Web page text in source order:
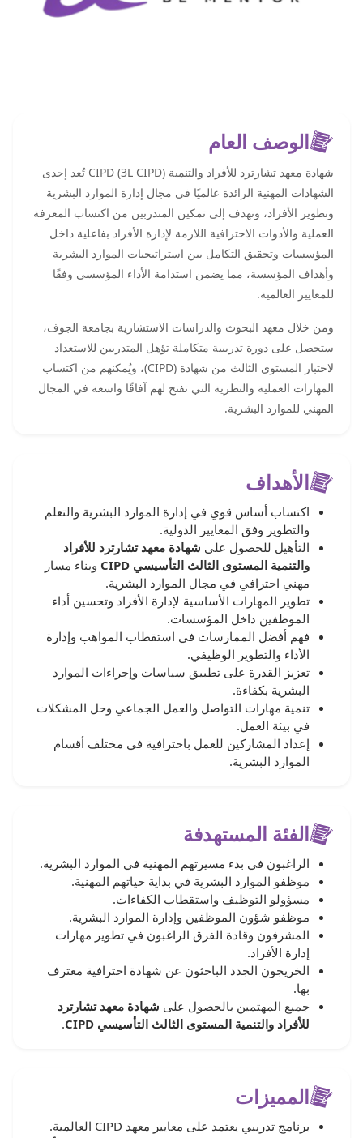
الوصف العام
شهادة معهد تشارترد للأفراد والتنمية (CIPD (3L CIPD تُعد إحدى
الشهادات المهنية الرائدة عالميًا في مجال إدارة الموارد البشرية
وتطوير الأفراد، وتهدف إلى تمكين المتدربين من اكتساب المعرفة
العملية والأدوات الاحترافية اللازمة لإدارة الأفراد بفاعلية داخل
المؤسسات وتحقيق التكامل بين استراتيجيات الموارد البشرية
وأهداف المؤسسة، مما يضمن استدامة الأداء المؤسسي وفقًا
للمعايير العالمية.
ومن خلال معهد البحوث والدراسات الاستشارية بجامعة الجوف،
ستحصل على دورة تدريبية متكاملة تؤهل المتدربين للاستعداد
لاختبار المستوى الثالث من شهادة (CIPD)، ويُمكنهم من اكتساب
المهارات العملية والنظرية التي تفتح لهم آفاقًا واسعة في المجال
المهني للموارد البشرية.
الأهداف
اكتساب أساس قوي في إدارة الموارد البشرية والتعلم
والتطوير وفق المعايير الدولية.
التأهيل للحصول على شهادة معهد تشارترد للأفراد
والتنمية المستوى الثالث التأسيسي CIPD
وبناء مسار
مهني احترافي في مجال الموارد البشرية.
تطوير المهارات الأساسية لإدارة الأفراد وتحسين أداء
الموظفين داخل المؤسسات.
فهم أفضل الممارسات في استقطاب المواهب وإدارة
الأداء والتطوير الوظيفي.
تعزيز القدرة على تطبيق سياسات وإجراءات الموارد
البشرية بكفاءة.
تنمية مهارات التواصل والعمل الجماعي وحل المشكلات
في بيئة العمل.
إعداد المشاركين للعمل باحترافية في مختلف أقسام
الموارد البشرية.
الفئة المستهدفة
الراغبون في بدء مسيرتهم المهنية في الموارد البشرية.
موظفو الموارد البشرية في بداية حياتهم المهنية.
مسؤولو التوظيف واستقطاب الكفاءات.
موظفو شؤون الموظفين وإدارة الموارد البشرية.
المشرفون وقادة الفرق الراغبون في تطوير مهارات
إدارة الأفراد.
الخريجون الجدد الباحثون عن شهادة احترافية معترف
بها.
جميع المهتمين بالحصول على شهادة معهد تشارترد
للأفراد والتنمية المستوى الثالث التأسيسي CIPD
.
المميزات
برنامج تدريبي يعتمد على معايير معهد CIPD العالمية.